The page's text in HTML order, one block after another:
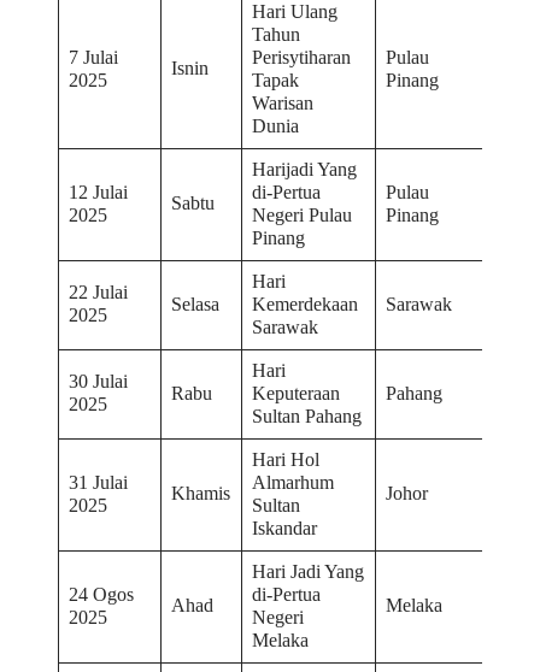
7 Julai
2025
Isnin
Hari Ulang
Tahun
Perisytiharan
Tapak
Warisan
Dunia
Pulau
Pinang
12 Julai
2025
Sabtu
Harijadi Yang
di-Pertua
Negeri Pulau
Pinang
Pulau
Pinang
22 Julai
2025
Selasa
Hari
Kemerdekaan
Sarawak
Sarawak
30 Julai
2025
Rabu
Hari
Keputeraan
Sultan Pahang
Pahang
31 Julai
2025
Khamis
Hari Hol
Almarhum
Sultan
Iskandar
Johor
24 Ogos
2025
Ahad
Hari Jadi Yang
di-Pertua
Negeri
Melaka
Melaka